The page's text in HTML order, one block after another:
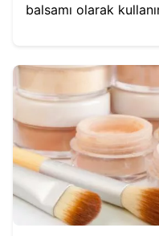
balsamı olarak